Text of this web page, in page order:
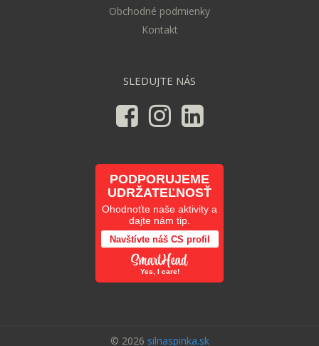
Obchodné podmienky
Kontakt
SLEDUJTE NÁS
PODPORUJEME
UDRŽATEĽNOSŤ
Ohodnoťte naše aktivity a
dajte nám tip.
Navštívte náš CS profil
Yes, I care!
© 2026 silnaspinka.sk